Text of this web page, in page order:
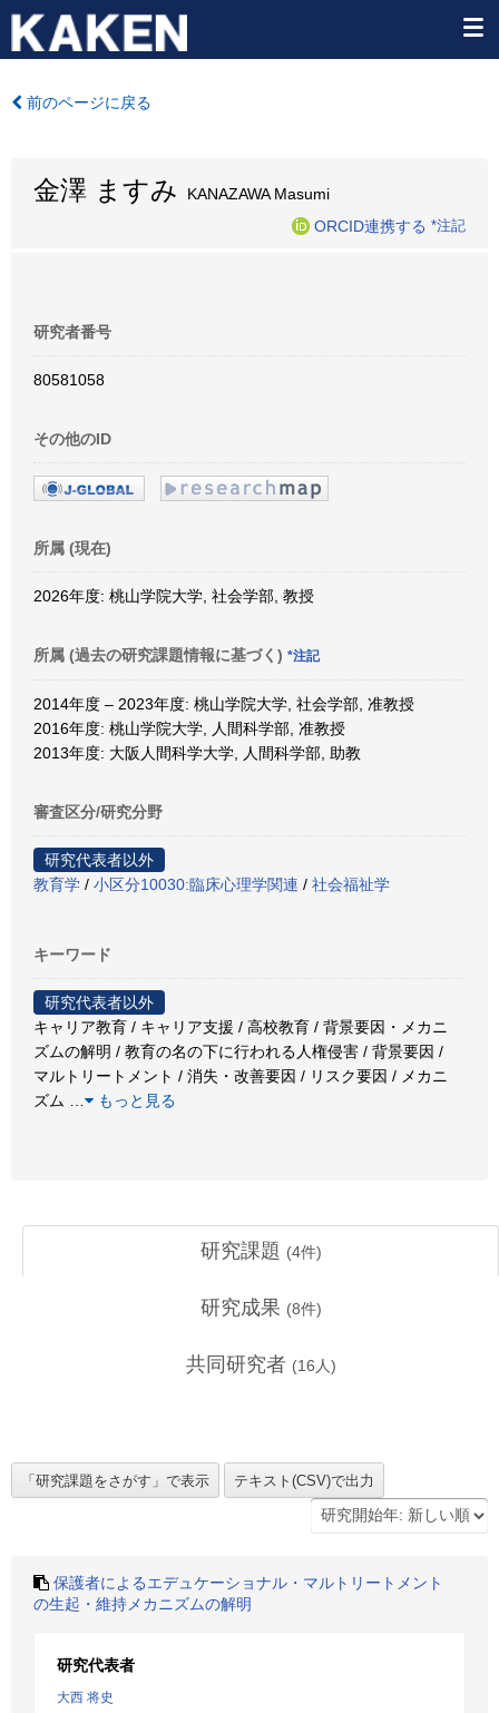
前のページに戻る
金澤 ますみ
KANAZAWA Masumi
ORCID連携する *注記
研究者番号
80581058
その他のID
所属 (現在)
2026年度: 桃山学院大学, 社会学部, 教授
所属 (過去の研究課題情報に基づく) *注記
2014年度 – 2023年度: 桃山学院大学, 社会学部, 准教授
2016年度: 桃山学院大学, 人間科学部, 准教授
2013年度: 大阪人間科学大学, 人間科学部, 助教
審査区分/研究分野
研究代表者以外
教育学 / 小区分10030:臨床心理学関連 / 社会福祉学
キーワード
研究代表者以外
キャリア教育 / キャリア支援 / 高校教育 / 背景要因・メカニ
ズムの解明 / 教育の名の下に行われる人権侵害 / 背景要因 /
マルトリートメント / 消失・改善要因 / リスク要因 / メカニ
ズム
もっと見る
研究課題 (4件)
研究成果 (8件)
共同研究者 (16 人)
保護者によるエデュケーショナル・マルトリートメント
の生起・維持メカニズムの解明
研究代表者
大西 将史